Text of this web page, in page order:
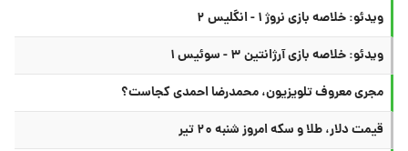
ویدئو: خلاصه بازی نروژ ۱ - انگلیس ۲
ویدئو: خلاصه بازی آرژانتین ۳ - سوئیس ۱
مجری معروف تلویزیون، محمدرضا احمدی کجاست؟
قیمت دلار، طلا و سکه امروز شنبه ۲۰ تیر